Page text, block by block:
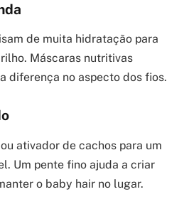
de muita hidratação para
Máscaras nutritivas
diferença no aspecto dos fios.
ativador de cachos para um
Um pente fino ajuda a criar
o baby hair no lugar.